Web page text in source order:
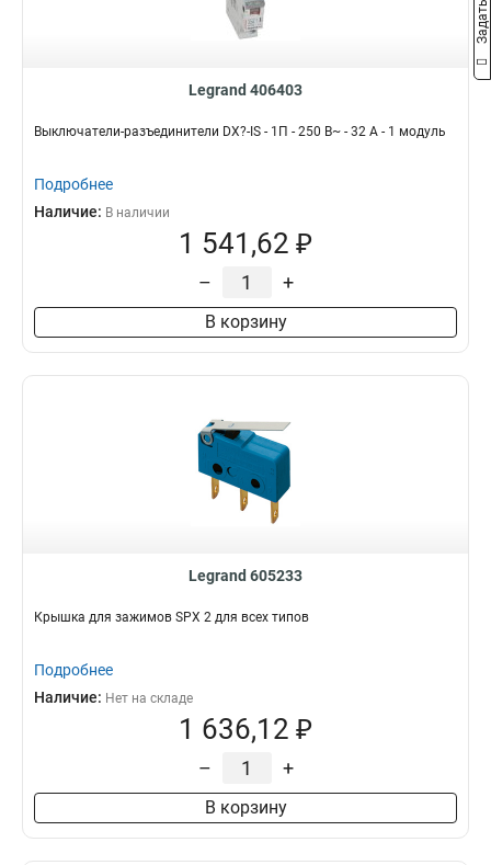
Legrand 406403
Выключатели-разъединители DX?-IS - 1П - 250 В~ - 32 А - 1 модуль
Подробнее
Наличие: В наличии
1 541,62 ₽
– +
В корзину
Legrand 605233
Крышка для зажимов SPX 2 для всех типов
Подробнее
Наличие: Нет на складе
1 636,12 ₽
– +
В корзину